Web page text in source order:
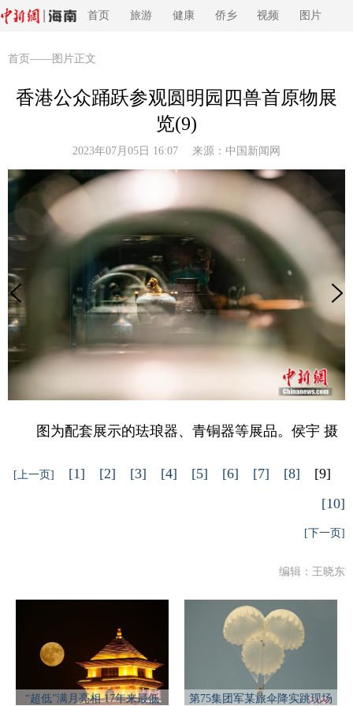
首页 旅游 健康 侨乡 视频 图片
首页 ——图片正文
香港公众踊跃参观圆明园四兽首原物展
览(9)
2023年07月05日 16:07 来源： 中国新闻网
图为配套展示的珐琅器、青铜器等展品。侯宇 摄
[上一页] [1] [2] [3] [4] [5] [6] [7] [8] [9]
[10]
[下一页]
编辑：王晓东
“超低”满月亮相 17年来最低 第75集团军某旅伞降实跳现场